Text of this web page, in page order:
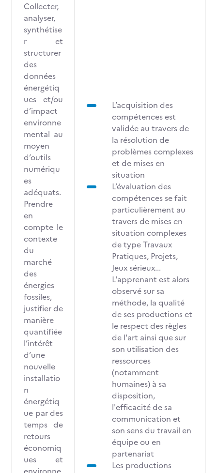
Collecter,
analyser,
synthétise
r et
structurer
des
données
énergétiq
ues et/ou
d’impact
environne
mental au
moyen
d’outils
numériqu
es
adéquats.
Prendre
en
compte le
contexte
du
marché
des
énergies
fossiles,
justifier de
manière
quantifiée
l’intérêt
d’une
nouvelle
installatio
n
énergétiq
ue par des
temps de
retours
économiq
ues et
L’acquisition des
compétences est
validée au travers de
la résolution de
problèmes complexes
et de mises en
situation
L’évaluation des
compétences se fait
particulièrement au
travers de mises en
situation complexes
de type Travaux
Pratiques, Projets,
Jeux sérieux...
L'apprenant est alors
observé sur sa
méthode, la qualité
de ses productions et
le respect des règles
de l'art ainsi que sur
son utilisation des
ressources
(notamment
humaines) à sa
disposition,
l'efficacité de sa
communication et
son sens du travail en
équipe ou en
partenariat
Les productions